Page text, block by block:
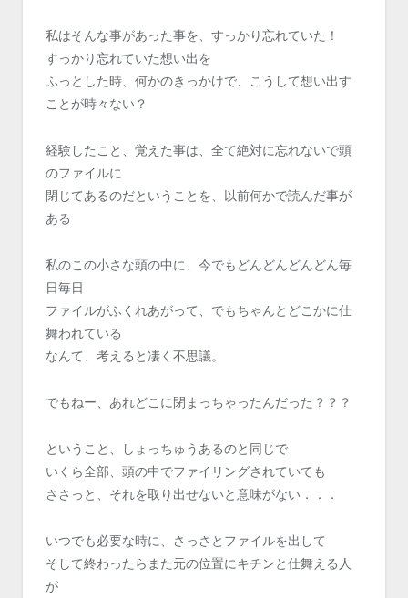
私はそんな事があった事を、すっかり忘れていた！
すっかり忘れていた想い出を
ふっとした時、何かのきっかけで、こうして想い出す
ことが時々ない？
経験したこと、覚えた事は、全て絶対に忘れないで頭
のファイルに
閉じてあるのだということを、以前何かで読んだ事が
ある
私のこの小さな頭の中に、今でもどんどんどんどん毎
日毎日
ファイルがふくれあがって、でもちゃんとどこかに仕
舞われている
なんて、考えると凄く不思議。
でもねー、あれどこに閉まっちゃったんだった？？？
ということ、しょっちゅうあるのと同じで
いくら全部、頭の中でファイリングされていても
ささっと、それを取り出せないと意味がない．．．
いつでも必要な時に、さっさとファイルを出して
そして終わったらまた元の位置にキチンと仕舞える人
が